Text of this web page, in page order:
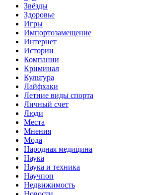
Звёзды
Здоровье
Игры
Импортозамещение
Интернет
Истории
Компании
Криминал
Культура
Лайфхаки
Летние виды спорта
Личный счет
Люди
Места
Мнения
Мода
Народная медицина
Наука
Наука и техника
Научпоп
Недвижимость